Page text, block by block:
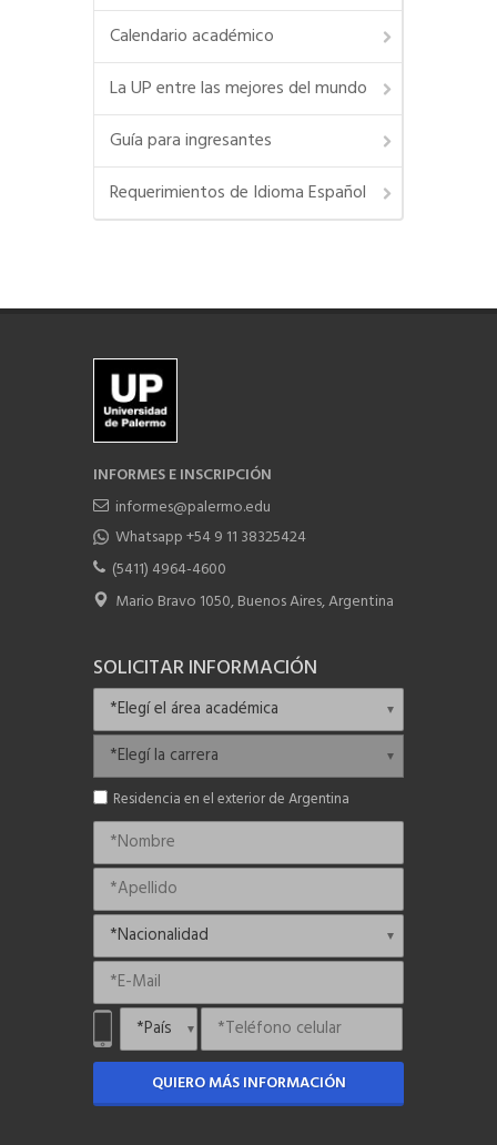
Calendario académico
La UP entre las mejores del mundo
Guía para ingresantes
Requerimientos de Idioma Español
INFORMES E INSCRIPCIÓN
informes@palermo.edu
Whatsapp +54 9 11 38325424
(5411) 4964-4600
Mario Bravo 1050, Buenos Aires, Argentina
SOLICITAR INFORMACIÓN
Residencia en el exterior de Argentina
QUIERO MÁS INFORMACIÓN